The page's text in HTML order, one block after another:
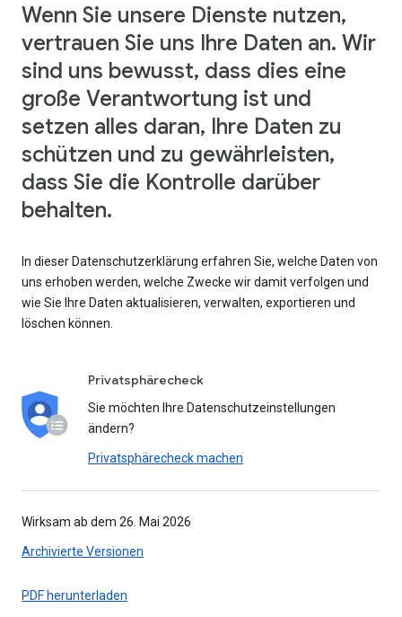
Wenn Sie unsere Dienste nutzen,
vertrauen Sie uns Ihre Daten an. Wir
sind uns bewusst, dass dies eine
große Verantwortung ist und
setzen alles daran, Ihre Daten zu
schützen und zu gewährleisten,
dass Sie die Kontrolle darüber
behalten.
In dieser Datenschutzerklärung erfahren Sie, welche Daten von
uns erhoben werden, welche Zwecke wir damit verfolgen und
wie Sie Ihre Daten aktualisieren, verwalten, exportieren und
löschen können.
Privatsphärecheck
Sie möchten Ihre Datenschutzeinstellungen
ändern?
Privatsphärecheck machen
Wirksam ab dem 26. Mai 2026
Archivierte Versionen
PDF herunterladen